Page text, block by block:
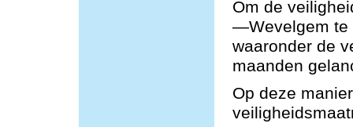
Om de
—Wevelgem te
waaronder de
maanden
Op deze